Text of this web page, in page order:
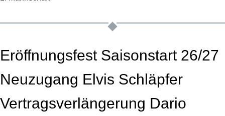
Eröffnungsfest Saisonstart 26/27
Neuzugang Elvis Schläpfer
Vertragsverlängerung Dario